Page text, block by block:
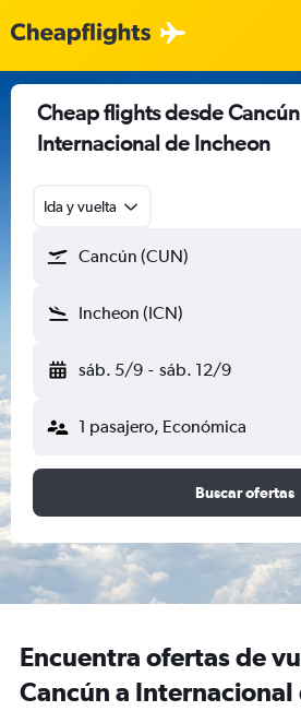
Cheap flights desde
Internacional de Incheon
Ida y vuelta
Cancún (CUN)
Incheon (ICN)
sáb. 5/9 - sáb. 12/9
1 pasajero, Económica
Buscar ofertas
Encuentra ofertas de
Cancún a Internacional